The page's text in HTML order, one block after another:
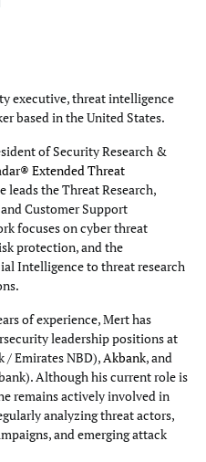
executive, threat intelligence
based in the United States.
of Security Research &
Extended Threat
leads the Threat Research,
Customer Support
focuses on cyber threat
protection, and the
Intelligence to threat research
of experience, Mert has
leadership positions at
/ Emirates NBD), Akbank, and
Although his current role is
remains actively involved in
analyzing threat actors,
and emerging attack